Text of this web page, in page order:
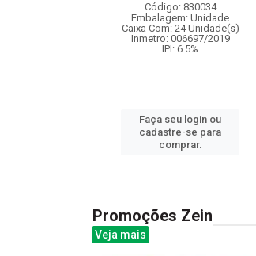
Código: 830034
Embalagem: Unidade
Caixa Com: 24 Unidade(s)
Inmetro: 006697/2019
IPI: 6.5%
Faça seu login ou
cadastre-se para
comprar.
Promoções Zein
Veja mais